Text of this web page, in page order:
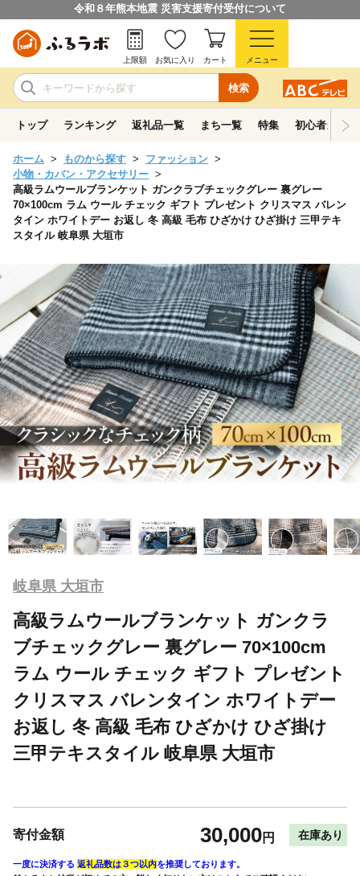
令和８年熊本地震 災害支援寄付受付について
検索
上限額 お気に入り カート メニュー
トップ ランキング 返礼品一覧 まち一覧 特集 初心者ガイド
ホーム ものから探す
ファッション
小物・カバン・アクセサリー
高級ラムウールブランケット ガンクラブチェックグレー 裏グレー
70×100cm ラム ウール チェック ギフト プレゼント クリスマス バレン
タイン ホワイトデー お返し 冬 高級 毛布 ひざかけ ひざ掛け 三甲テキ
スタイル 岐阜県 大垣市
岐阜県 大垣市
高級ラムウールブランケット ガンクラ
ブチェックグレー 裏グレー 70×100cm
ラム ウール チェック ギフト プレゼント
クリスマス バレンタイン ホワイトデー
お返し 冬 高級 毛布 ひざかけ ひざ掛け
三甲テキスタイル 岐阜県 大垣市
寄付金額 30,000円 在庫あり
一度に決済する 返礼品数は３つ以内を推奨しております。